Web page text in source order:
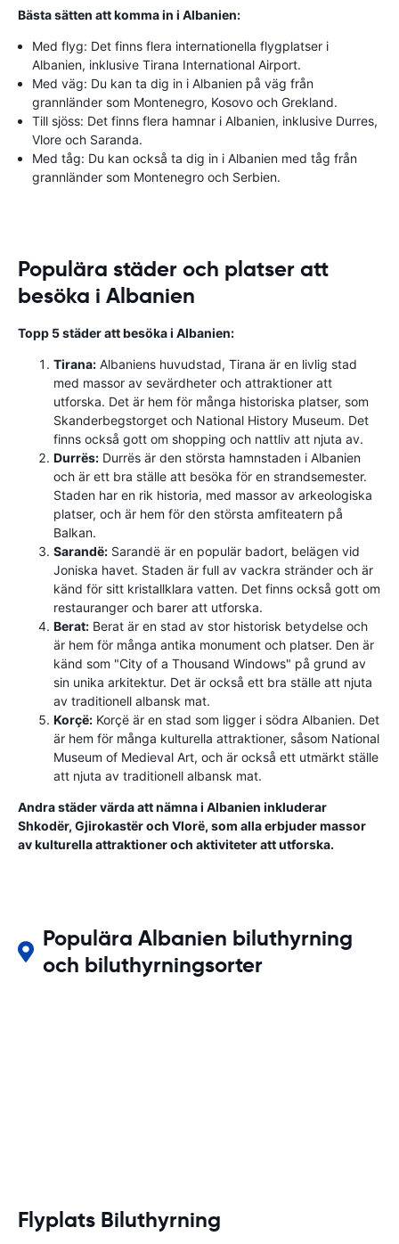
Bästa sätten att komma in i Albanien:
Med flyg: Det finns flera internationella flygplatser i
Albanien, inklusive Tirana International Airport.
Med väg: Du kan ta dig in i Albanien på väg från
grannländer som Montenegro, Kosovo och Grekland.
Till sjöss: Det finns flera hamnar i Albanien, inklusive Durres,
Vlore och Saranda.
Med tåg: Du kan också ta dig in i Albanien med tåg från
grannländer som Montenegro och Serbien.
Populära städer och platser att
besöka i Albanien
Topp 5 städer att besöka i Albanien:
Tirana: Albaniens huvudstad, Tirana är en livlig stad
med massor av sevärdheter och attraktioner att
utforska. Det är hem för många historiska platser, som
Skanderbegstorget och National History Museum. Det
finns också gott om shopping och nattliv att njuta av.
Durrës: Durrës är den största hamnstaden i Albanien
och är ett bra ställe att besöka för en strandsemester.
Staden har en rik historia, med massor av arkeologiska
platser, och är hem för den största amfiteatern på
Balkan.
Sarandë: Sarandë är en populär badort, belägen vid
Joniska havet. Staden är full av vackra stränder och är
känd för sitt kristallklara vatten. Det finns också gott om
restauranger och barer att utforska.
Berat: Berat är en stad av stor historisk betydelse och
är hem för många antika monument och platser. Den är
känd som "City of a Thousand Windows" på grund av
sin unika arkitektur. Det är också ett bra ställe att njuta
av traditionell albansk mat.
Korçë: Korçë är en stad som ligger i södra Albanien. Det
är hem för många kulturella attraktioner, såsom National
Museum of Medieval Art, och är också ett utmärkt ställe
att njuta av traditionell albansk mat.
Andra städer värda att nämna i Albanien inkluderar
Shkodër, Gjirokastër och Vlorë, som alla erbjuder massor
av kulturella attraktioner och aktiviteter att utforska.
Populära Albanien biluthyrning
och biluthyrningsorter
Flyplats Biluthyrning